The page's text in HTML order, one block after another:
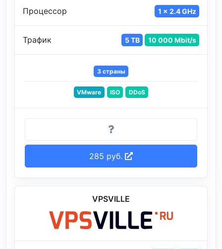
Процессор 1 x 2.4 GHz
Трафик 5 TB 10 000 Mbit/s
3 страны
VMware ISO DDoS
285 руб.
VPSVILLE